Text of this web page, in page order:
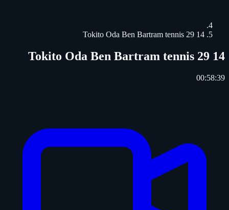
14 29 Tokito Oda Ben Bartram tennis
14 29 Tokito Oda Ben Bartram tennis
00:58:39